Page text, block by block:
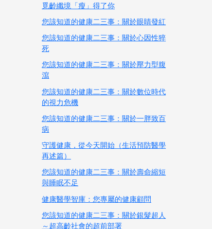
覓齡纖境「瘦」得了你
您該知道的健康二三事：關於眼睛發紅
您該知道的健康二三事：關於心因性猝
死
您該知道的健康二三事：關於壓力型腹
瀉
您該知道的健康二三事：關於數位時代
的視力危機
您該知道的健康二三事：關於一胖致百
病
守護健康，從今天開始（生活預防醫學
再述篇）
您該知道的健康二三事：關於壽命縮短
與睡眠不足
健康醫學智庫：您專屬的健康顧問
您該知道的健康二三事：關於銀髮超人
～超高齡社會的超前部署